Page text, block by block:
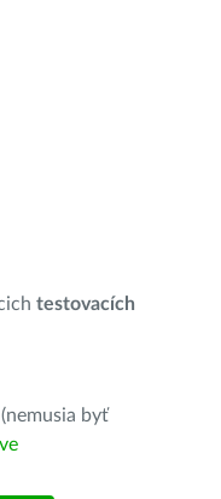
testovacích
byť